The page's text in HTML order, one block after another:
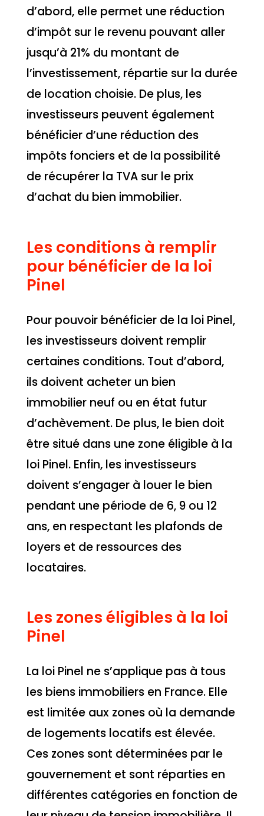
d’abord, elle permet une réduction
d’impôt sur le revenu pouvant aller
jusqu’à 21% du montant de
l’investissement, répartie sur la durée
de location choisie. De plus, les
investisseurs peuvent également
bénéficier d’une réduction des
impôts fonciers et de la possibilité
de récupérer la TVA sur le prix
d’achat du bien immobilier.
Les conditions à remplir
pour bénéficier de la loi
Pinel
Pour pouvoir bénéficier de la loi Pinel,
les investisseurs doivent remplir
certaines conditions. Tout d’abord,
ils doivent acheter un bien
immobilier neuf ou en état futur
d’achèvement. De plus, le bien doit
être situé dans une zone éligible à la
loi Pinel. Enfin, les investisseurs
doivent s’engager à louer le bien
pendant une période de 6, 9 ou 12
ans, en respectant les plafonds de
loyers et de ressources des
locataires.
Les zones éligibles à la loi
Pinel
La loi Pinel ne s’applique pas à tous
les biens immobiliers en France. Elle
est limitée aux zones où la demande
de logements locatifs est élevée.
Ces zones sont déterminées par le
gouvernement et sont réparties en
différentes catégories en fonction de